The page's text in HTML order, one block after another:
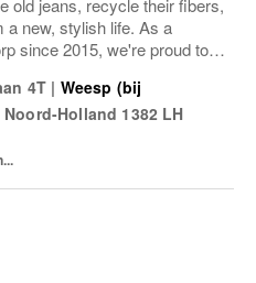
old jeans, recycle their fibers,
a new, stylish life. As a
since 2015, we're proud to
with sustainability at
4T | Weesp (bij
Noord-Holland 1382 LH